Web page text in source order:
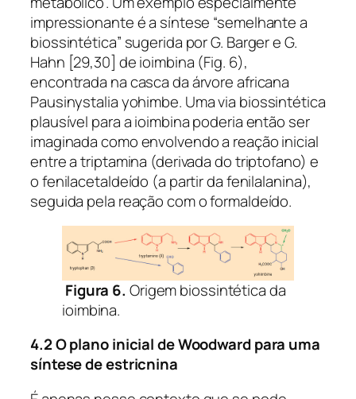
impressionante é a síntese “semelhante a
biossintética” sugerida por G. Barger e G.
Hahn [29,30] de ioimbina (Fig. 6),
encontrada na casca da árvore africana
Pausinystalia yohimbe. Uma via biossintética
plausível para a ioimbina poderia então ser
imaginada como envolvendo a reação inicial
entre a triptamina (derivada do triptofano) e
o fenilacetaldeído (a partir da fenilalanina),
seguida pela reação com o formaldeído.
Figura 6. Origem biossintética da
ioimbina.
4.2 O plano inicial de Woodward para uma
síntese de estricnina